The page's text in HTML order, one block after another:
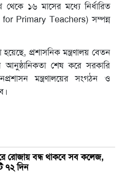
১৬ মাসের মধ্যে নির্ধারিত
for Primary Teachers) সম্পন্ন
প্রশাসনিক মন্ত্রণালয় বেতন
আনুষ্ঠানিকতা শেষ করে সরকারি
মন্ত্রণালয়ের সংগঠন ও
রোজায় বন্ধ থাকবে সব কলেজ,
৭২ দিন